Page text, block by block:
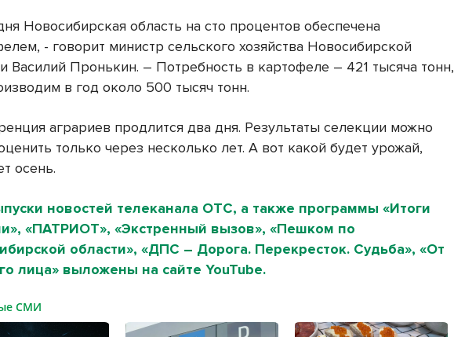
Новосибирская область на сто процентов обеспечена
- говорит министр сельского хозяйства Новосибирской
Василий Пронькин. – Потребность в картофеле – 421 тысяча тонн,
в год около 500 тысяч тонн.
аграриев продлится два дня. Результаты селекции можно
только через несколько лет. А вот какой будет урожай,
осень.
новостей телеканала ОТС, а также программы «Итоги
«ПАТРИОТ», «Экстренный вызов», «Пешком по
области», «ДПС – Дорога. Перекресток. Судьба», «От
лица» выложены на сайте YouTube.
СМИ